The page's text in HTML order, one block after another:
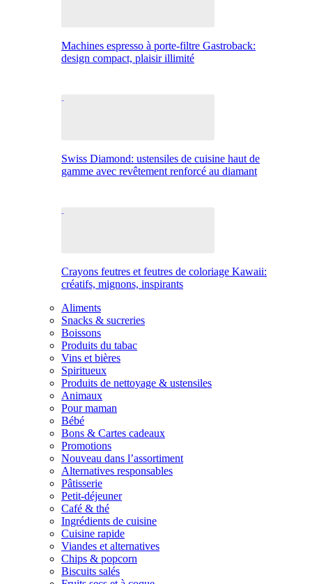
Machines espresso à porte-filtre Gastroback:
design compact, plaisir illimité
Swiss Diamond: ustensiles de cuisine haut de
gamme avec revêtement renforcé au diamant
Crayons feutres et feutres de coloriage Kawaii:
créatifs, mignons, inspirants
Aliments
Snacks & sucreries
Boissons
Produits du tabac
Vins et bières
Spiritueux
Produits de nettoyage & ustensiles
Animaux
Pour maman
Bébé
Bons & Cartes cadeaux
Promotions
Nouveau dans l’assortiment
Alternatives responsables
Pâtisserie
Petit-déjeuner
Café & thé
Ingrédients de cuisine
Cuisine rapide
Viandes et alternatives
Chips & popcorn
Biscuits salés